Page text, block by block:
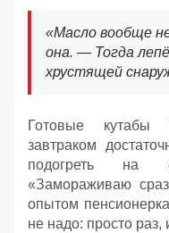
«Масло вообще
она. — Тогда
хрустящей
Готовые кутабы
завтраком
подогреть на
«Замораживаю
опытом
не надо: просто раз,